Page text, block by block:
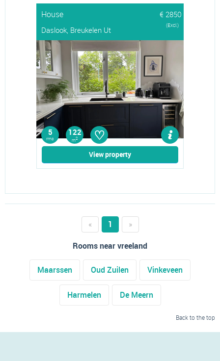
House
€ 2850
Daslook, Breukelen Ut
(Excl.)
5
rms
122
m2 ♡
View property
« 1
»
Rooms near vreeland
Maarssen Oud Zuilen Vinkeveen
Harmelen De Meern
Back to the top